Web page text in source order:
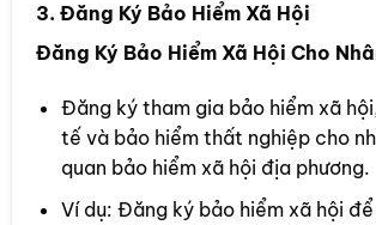
3. Đăng Ký Bảo Hiểm Xã Hội
Đăng Ký Bảo Hiểm Xã Hội Cho
Đăng ký tham gia bảo hiểm xã
tế và bảo hiểm thất nghiệp cho
quan bảo hiểm xã hội địa phương.
Ví dụ: Đăng ký bảo hiểm xã hội